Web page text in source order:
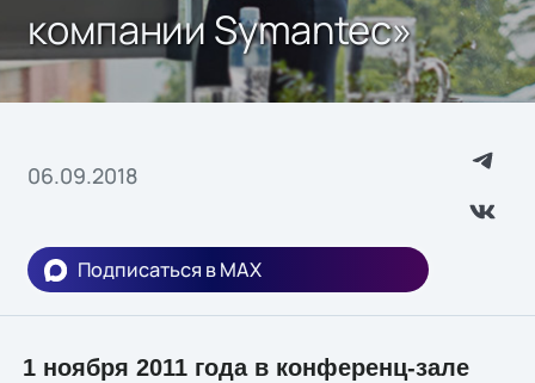
компании Symantec»
06.09.2018
Подписаться в MAX
1 ноября 2011 года в конференц-зале